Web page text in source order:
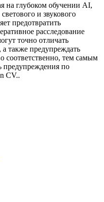
на глубоком обучении AI,
и звукового
предотвратить
расследование
точно отличать
а также предупреждать
соответственно, тем самым
предупреждения по
CV..